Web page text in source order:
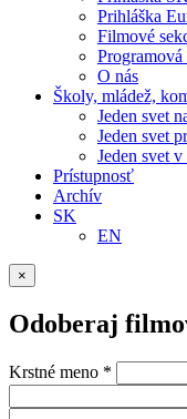
Prihláška
Filmové
Programová
O nás
Školy, mládež,
Jeden svet
Jeden svet
Jeden svet
Prístupnosť
Archív
SK
EN
×
Odoberaj
Krstné meno *